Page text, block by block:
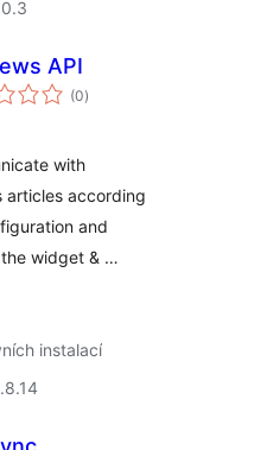
API
(0celkové
hodnocení
)
with
articles according
and
widget & …
instalací